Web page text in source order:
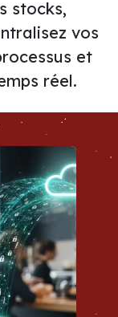
stocks,
vos
et
réel.